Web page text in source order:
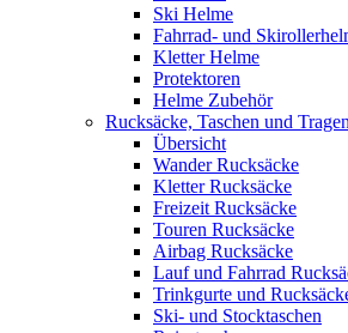
Ski Helme
Fahrrad- und
Kletter Helme
Protektoren
Helme Zubehör
Rucksäcke, Taschen und Tragen
Übersicht
Wander Rucksäcke
Kletter Rucksäcke
Freizeit Rucksäcke
Touren Rucksäcke
Airbag Rucksäcke
Lauf und Fahrrad
Trinkgurte und
Ski- und Stocktaschen